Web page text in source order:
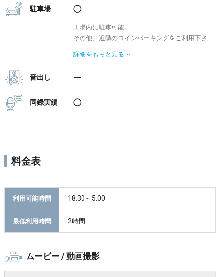
駐車場 ◯
工場内に駐車可能。
その他、近隣のコインパーキングをご利用下さ
詳細を もっと見る
音出し ー
同録実績 ◯
料金表
利用可能時間 18:30～5:00
最低利用時間 2時間
ムービー / 動画撮影